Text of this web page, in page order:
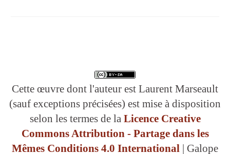
Cette œuvre dont l'auteur est Laurent Marseault
(sauf exceptions précisées) est mise à disposition
selon les termes de la Licence Creative
Commons Attribution - Partage dans les
Mêmes Conditions 4.0 International | Galope